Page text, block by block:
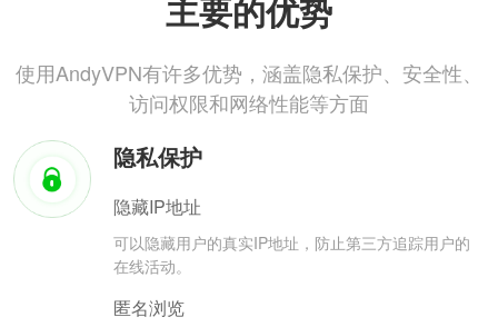
主要的优势
使用AndyVPN有许多优势，涵盖隐私保护、安全性、
访问权限和网络性能等方面
隐私保护
隐藏IP地址
可以隐藏用户的真实IP地址，防止第三方追踪用户的
在线活动。
匿名浏览